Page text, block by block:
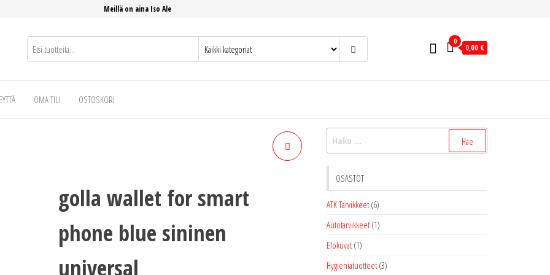
Meillä on aina Iso Ale
0
0,00 €
OMA TILI OSTOSKORI
PUNAINEN UNIVERSAL
golla wallet for smart
phone blue sininen
universal
Haku:
OSASTOT
ATK Tarvikkeet (6)
Autotarvikkeet (1)
Elokuvat (1)
Hygieniatuotteet (3)